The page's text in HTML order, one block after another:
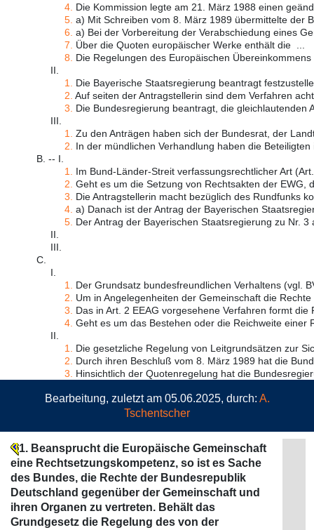
4. Die Kommission legte am 21. März 1988 einen
5. a) Mit Schreiben vom 8. März 1989 übermittelte der
6. a) Bei der Vorbereitung der Verabschiedung eines
7.
Über die Quoten europäischer Werke enthält die ...
8.
Die Regelungen des Europäischen
II.
1.
Die Bayerische Staatsregierung beantragt
2. Auf seiten der Antragstellerin sind dem Verfahren
3.
Die Bundesregierung beantragt, die gleichlautenden
III.
1.
Zu den Anträgen haben sich der Bundesrat, der
2.
In der mündlichen Verhandlung haben die
B. -- I.
1.
Im Bund-Länder-Streit verfassungsrechtlicher Art
2. Geht es um die Setzung von Rechtsakten der EWG,
3.
Die Antragstellerin macht bezüglich des Rundfunks
4. a) Danach ist der Antrag der Bayerischen
5. Der Antrag der Bayerischen Staatsregierung zu Nr. 3
II.
III.
C.
I.
1.
Der Grundsatz bundesfreundlichen Verhaltens (vgl.
2.
Um in Angelegenheiten der Gemeinschaft die
3.
Das in Art. 2 EEAG vorgesehene Verfahren formt die
4. Geht es um das Bestehen oder die Reichweite einer
II.
1.
Die gesetzliche Regelung von Leitgrundsätzen zur
2.
Durch ihren Beschluß vom 8. März 1989 hat die
3.
Hinsichtlich der Quotenregelung hat die
Bearbeitung, zuletzt am 05.06.2025, durch: A.
Tschentscher
1. Beansprucht die Europäische Gemeinschaft
eine Rechtsetzungskompetenz, so ist es Sache
des Bundes, die Rechte der Bundesrepublik
Deutschland gegenüber der Gemeinschaft und
ihren Organen zu vertreten. Behält das
Grundgesetz die Regelung des von der